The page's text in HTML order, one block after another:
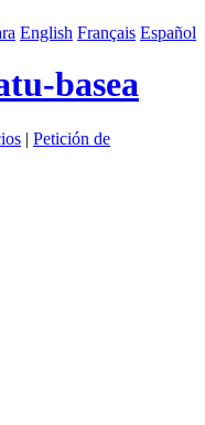
English Français Español
basea
| Petición de